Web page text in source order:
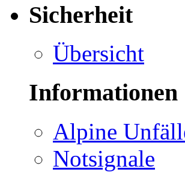
Sicherheit
Übersicht
Informationen
Alpine
Notsignale